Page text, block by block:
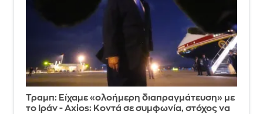
Τραμπ: Είχαμε «ολοήμερη διαπραγμάτευση» με
το Ιράν - Axios: Κοντά σε συμφωνία, στόχος να